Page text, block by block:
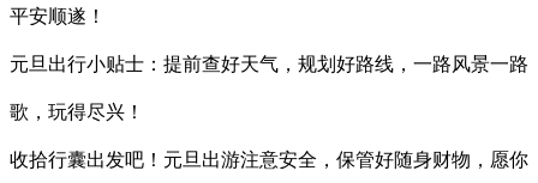
平安顺遂！
元旦出行小贴士：提前查好天气，规划好路线，一路风景一路
歌，玩得尽兴！
收拾行囊出发吧！元旦出游注意安全，保管好随身财物，愿你